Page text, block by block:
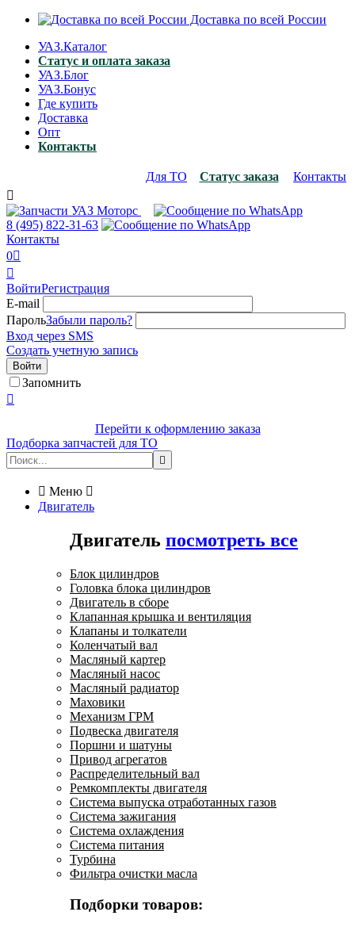
Доставка по всей России
УАЗ.Каталог
Статус и оплата заказа
УАЗ.Блог
УАЗ.Бонус
Где купить
Доставка
Опт
Контакты
Для ТО Статус заказа
Контакты

8 (495) 822-31-63
Контакты
0

ВойтиРегистрация
E-mail
ПарольЗабыли пароль?
Вход через SMS
Создать учетную запись
Войти
Запомнить

Перейти к оформлению заказа
Подборка запчастей для ТО

 Меню 
Двигатель
Двигатель посмотреть все
Блок цилиндров
Головка блока цилиндров
Двигатель в сборе
Клапанная крышка и вентиляция
Клапаны и толкатели
Коленчатый вал
Масляный картер
Масляный насос
Масляный радиатор
Маховики
Механизм ГРМ
Подвеска двигателя
Поршни и шатуны
Привод агрегатов
Распределительный вал
Ремкомплекты двигателя
Система выпуска отработанных газов
Система зажигания
Система охлаждения
Система питания
Турбина
Фильтра очистки масла
Подборки товаров: